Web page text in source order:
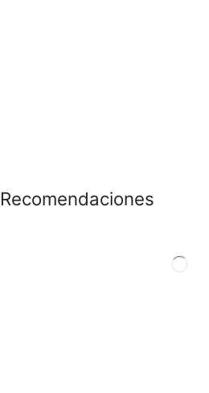
CONOCE LAS
Ver Productos
Recomendaciones